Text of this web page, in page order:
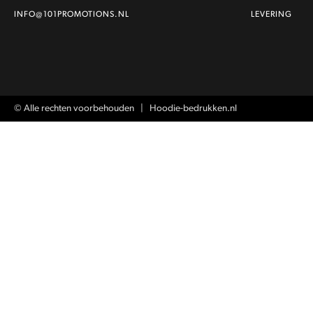
INFO@101PROMOTIONS.NL LEVERING
© Alle rechten voorbehouden | Hoodie-bedrukken.nl